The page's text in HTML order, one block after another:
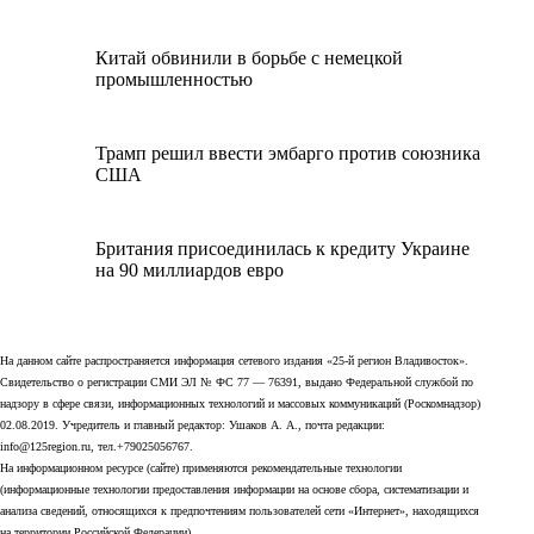
Китай обвинили в борьбе с немецкой
промышленностью
Трамп решил ввести эмбарго против союзника
США
Британия присоединилась к кредиту Украине
на 90 миллиардов евро
На данном сайте распространяется информация сетевого издания «25-й регион Владивосток».
Свидетельство о регистрации СМИ ЭЛ № ФС 77 — 76391, выдано Федеральной службой по
надзору в сфере связи, информационных технологий и массовых коммуникаций (Роскомнадзор)
02.08.2019. Учредитель и главный редактор: Ушаков А. А., почта редакции:
info@125region.ru, тел.+79025056767.
На информационном ресурсе (сайте) применяются рекомендательные технологии
(информационные технологии предоставления информации на основе сбора, систематизации и
анализа сведений, относящихся к предпочтениям пользователей сети «Интернет», находящихся